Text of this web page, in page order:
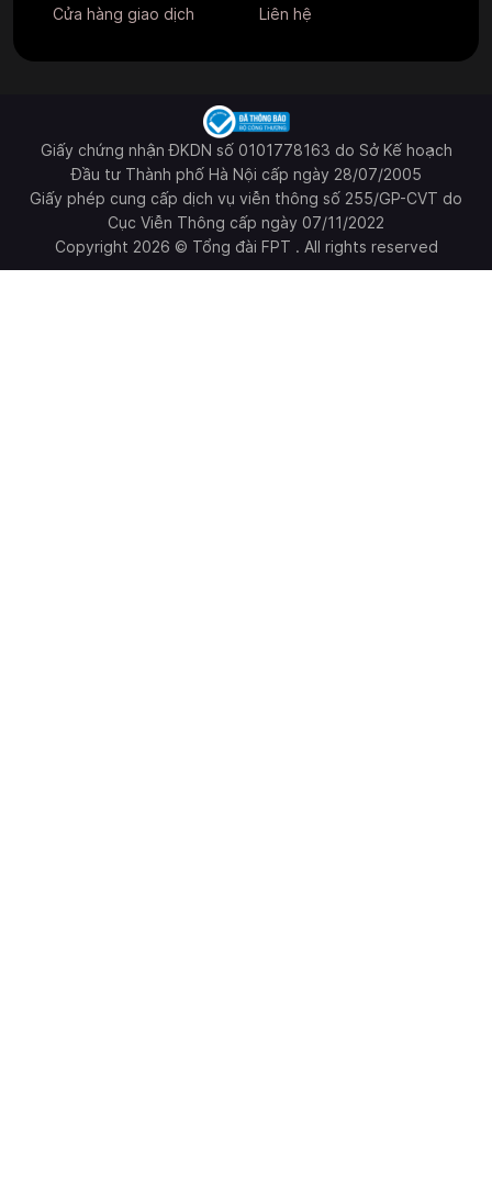
Cửa hàng giao dịch
Liên hệ
Giấy chứng nhận ĐKDN số 0101778163 do Sở Kế hoạch
Đầu tư Thành phố Hà Nội cấp ngày 28/07/2005
Giấy phép cung cấp dịch vụ viễn thông số 255/GP-CVT do
Cục Viễn Thông cấp ngày 07/11/2022
Copyright 2026 © Tổng đài FPT . All rights reserved